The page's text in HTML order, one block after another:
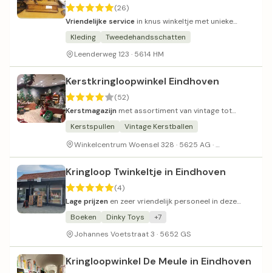
(26)
Vriendelijke service in knus winkeltje met unieke
schatten.
Kleding
Tweedehandsschatten
Leenderweg 123 · 5614 HM
Kerstkringloopwinkel Eindhoven
(52)
Kerstmagazijn met assortiment van vintage tot
moderne kerstdecoratie en vriendelijke vrijwilligers.
Kerstspullen
Vintage Kerstballen
Winkelcentrum Woensel 328 · 5625 AG ·
Kringloop Twinkeltje in Eindhoven
(4)
Lage prijzen en zeer vriendelijk personeel in deze
unieke tweelingwinkel.
Boeken Dinky Toys
+7
Johannes Voetstraat 3 · 5652 GS
Kringloopwinkel De Meule in Eindhoven